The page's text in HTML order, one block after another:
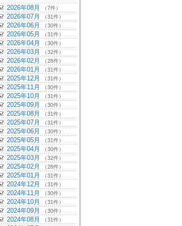
2026年08月 （7件）
2026年07月 （31件）
2026年06月 （30件）
2026年05月 （31件）
2026年04月 （30件）
2026年03月 （32件）
2026年02月 （28件）
2026年01月 （31件）
2025年12月 （31件）
2025年11月 （30件）
2025年10月 （31件）
2025年09月 （30件）
2025年08月 （31件）
2025年07月 （31件）
2025年06月 （30件）
2025年05月 （31件）
2025年04月 （30件）
2025年03月 （32件）
2025年02月 （28件）
2025年01月 （31件）
2024年12月 （31件）
2024年11月 （30件）
2024年10月 （31件）
2024年09月 （30件）
2024年08月 （31件）